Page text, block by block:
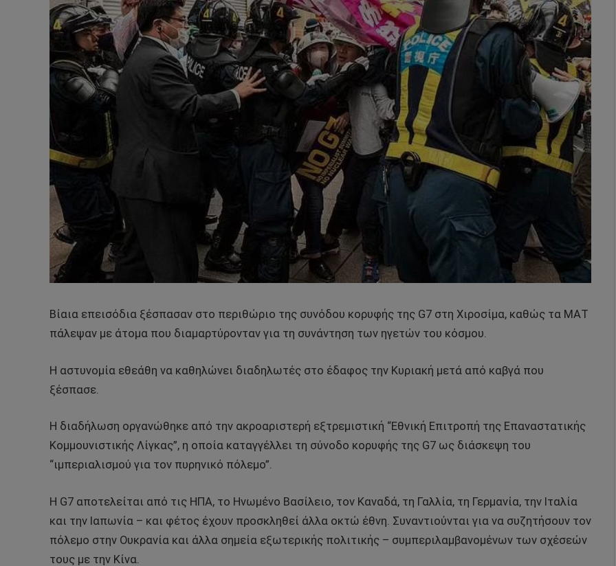
Βίαια επεισόδια ξέσπασαν στο περιθώριο της συνόδου κορυφής της G7 στη Χιροσίμα, καθώς τα ΜΑΤ
πάλεψαν με άτομα που διαμαρτύρονταν για τη συνάντηση των ηγετών του κόσμου.
Η αστυνομία εθεάθη να καθηλώνει διαδηλωτές στο έδαφος την Κυριακή μετά από καβγά που
ξέσπασε.
Η διαδήλωση οργανώθηκε από την ακροαριστερή εξτρεμιστική “Εθνική Επιτροπή της Επαναστατικής
Κομμουνιστικής Λίγκας”, η οποία καταγγέλλει τη σύνοδο κορυφής της G7 ως διάσκεψη του
“ιμπεριαλισμού για τον πυρηνικό πόλεμο”.
Η G7 αποτελείται από τις ΗΠΑ, το Ηνωμένο Βασίλειο, τον Καναδά, τη Γαλλία, τη Γερμανία, την Ιταλία
και την Ιαπωνία – και φέτος έχουν προσκληθεί άλλα οκτώ έθνη. Συναντιούνται για να συζητήσουν τον
πόλεμο στην Ουκρανία και άλλα σημεία εξωτερικής πολιτικής – συμπεριλαμβανομένων των σχέσεών
τους με την Κίνα.